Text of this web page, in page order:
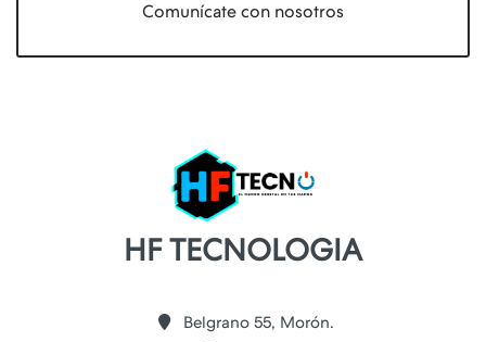
Comunícate con nosotros
HF TECNOLOGIA
Belgrano 55, Morón.